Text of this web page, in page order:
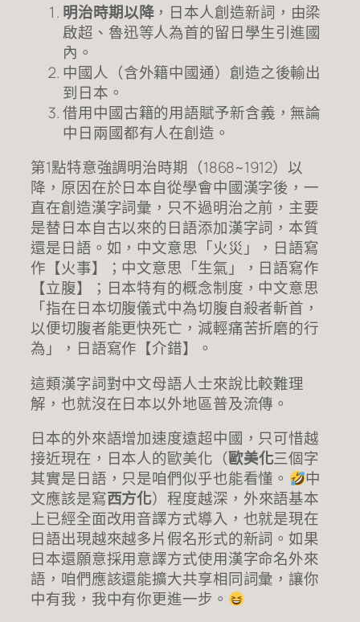
明治時期以降，日本人創造新詞，由梁
啟超、魯迅等人為首的留日學生引進國
內。
中國人（含外籍中國通）創造之後輸出
到日本。
借用中國古籍的用語賦予新含義，無論
中日兩國都有人在創造。
第1點特意強調明治時期（1868~1912）以
降，原因在於日本自從學會中國漢字後，一
直在創造漢字詞彙，只不過明治之前，主要
是替日本自古以來的日語添加漢字詞，本質
還是日語。如，中文意思「火災」，日語寫
作【火事】；中文意思「生氣」，日語寫作
【立腹】；日本特有的概念制度，中文意思
「指在日本切腹儀式中為切腹自殺者斬首，
以便切腹者能更快死亡，減輕痛苦折磨的行
為」，日語寫作【介錯】。
這類漢字詞對中文母語人士來說比較難理
解，也就沒在日本以外地區普及流傳。
日本的外來語增加速度遠超中國，只可惜越
接近現在，日本人的歐美化（歐美化三個字
其實是日語，只是咱們似乎也能看懂。
中
文應該是寫西方化）程度越深，外來語基本
上已經全面改用音譯方式導入，也就是現在
日語出現越來越多片假名形式的新詞。如果
日本還願意採用意譯方式使用漢字命名外來
語，咱們應該還能擴大共享相同詞彙，讓你
中有我，我中有你更進一步。